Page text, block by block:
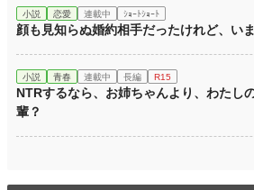
小説 恋愛 連載中 ｼｮｰﾄｼｮｰﾄ
顔も見知らぬ婚約相手だったけれど、い
小説 青春 連載中 長編 R15
NTRするなら、お姉ちゃんより、わたし
輩？